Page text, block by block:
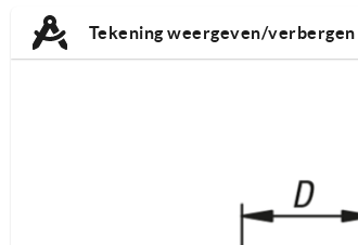
Tekening weergeven/verbergen